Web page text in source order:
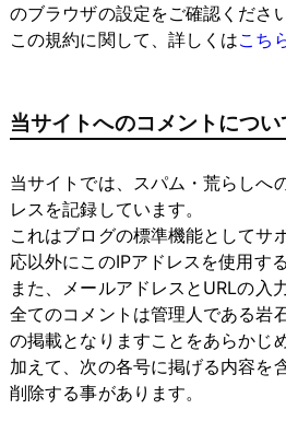
のブラウザの設定をご確認ください
この規約に関して、詳しくはこち
当サイトへのコメントについ
当サイトでは、スパム・荒らしへ
レスを記録しています。
これはブログの標準機能としてサ
応以外にこのIPアドレスを使用す
また、メールアドレスとURLの入
全てのコメントは管理人である岩
の掲載となりますことをあらかじ
加えて、次の各号に掲げる内容を
削除する事があります。